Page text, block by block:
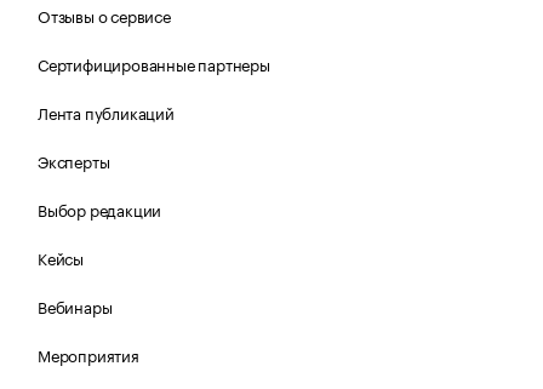
Отзывы о сервисе
Сертифицированные партнеры
Лента публикаций
Эксперты
Выбор редакции
Кейсы
Вебинары
Мероприятия